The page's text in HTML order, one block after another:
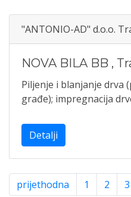
"ANTONIO-AD" d.o.o.
NOVA BILA BB ,
Piljenje i blanjanje drva
građe); impregnacija
Detalji
prijethodna 1 2 3